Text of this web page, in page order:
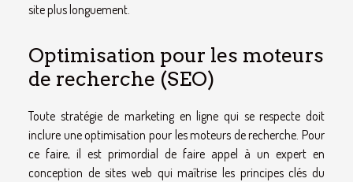
site plus longuement.
Optimisation pour les moteurs
de recherche (SEO)
Toute stratégie de marketing en ligne qui se respecte doit
inclure une optimisation pour les moteurs de recherche. Pour
ce faire, il est primordial de faire appel à un expert en
conception de sites web qui maîtrise les principes clés du